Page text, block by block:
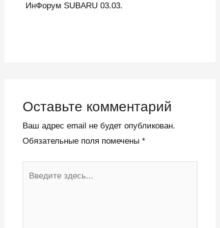
ИнФорум SUBARU 03.03.
Оставьте комментарий
Ваш адрес email не будет опубликован.
Обязательные поля помечены *